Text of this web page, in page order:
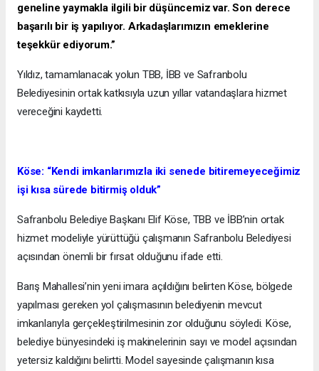
geneline yaymakla ilgili bir düşüncemiz var. Son derece
başarılı bir iş yapılıyor. Arkadaşlarımızın emeklerine
teşekkür ediyorum.”
Yıldız, tamamlanacak yolun TBB, İBB ve Safranbolu
Belediyesinin ortak katkısıyla uzun yıllar vatandaşlara hizmet
vereceğini kaydetti.
Köse: “Kendi imkanlarımızla iki senede bitiremeyeceğimiz
işi kısa sürede bitirmiş olduk”
Safranbolu Belediye Başkanı Elif Köse, TBB ve İBB’nin ortak
hizmet modeliyle yürüttüğü çalışmanın Safranbolu Belediyesi
açısından önemli bir fırsat olduğunu ifade etti.
Barış Mahallesi’nin yeni imara açıldığını belirten Köse, bölgede
yapılması gereken yol çalışmasının belediyenin mevcut
imkanlarıyla gerçekleştirilmesinin zor olduğunu söyledi. Köse,
belediye bünyesindeki iş makinelerinin sayı ve model açısından
yetersiz kaldığını belirtti. Model sayesinde çalışmanın kısa